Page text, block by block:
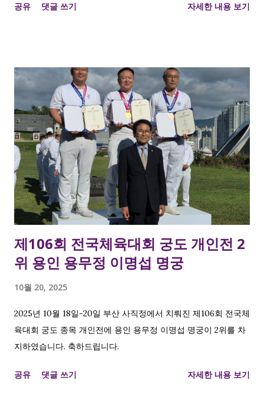
공유 댓글 쓰기 자세한 내용 보기
제106회 전국체육대회 궁도 개인전 2
위 용인 용무정 이명섭 명궁
10월 20, 2025
2025년 10월 18일-20일 부산 사직정에서 치뤄진 제106회 전국체
육대회 궁도 종목 개인전에 용인 용무정 이명섭 명궁이 2위를 차
지하였습니다. 축하드립니다.
공유 댓글 쓰기 자세한 내용 보기